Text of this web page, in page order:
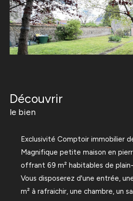
découvrir
le bien
Exclusivité Comptoir immobilier
Magnifique petite maison en
offrant 69 m² habitables de
Vous disposerez d'une entrée,
m² à rafraichir, une chambre, un